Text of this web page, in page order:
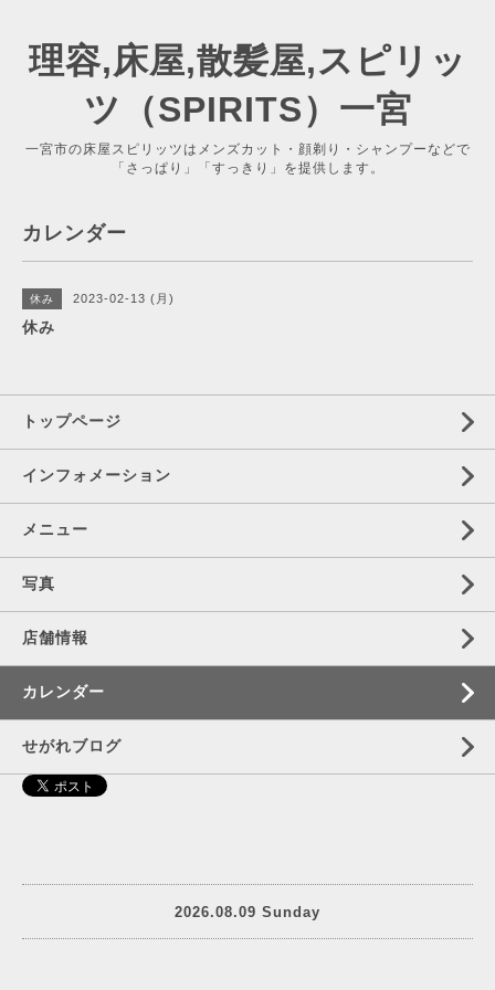
理容,床屋,散髪屋,スピリッ
ツ（SPIRITS）一宮
一宮市の床屋スピリッツはメンズカット・顔剃り・シャンプーなどで
「さっぱり」「すっきり」を提供します。
カレンダー
休み 2023-02-13 (月)
休み
トップページ
インフォメーション
メニュー
写真
店舗情報
カレンダー
せがれブログ
2026.08.09 Sunday